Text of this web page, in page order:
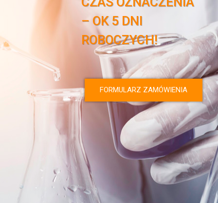
– OK 5 DNI
ROBOCZYCH!
FORMULARZ ZAMÓWIENIA